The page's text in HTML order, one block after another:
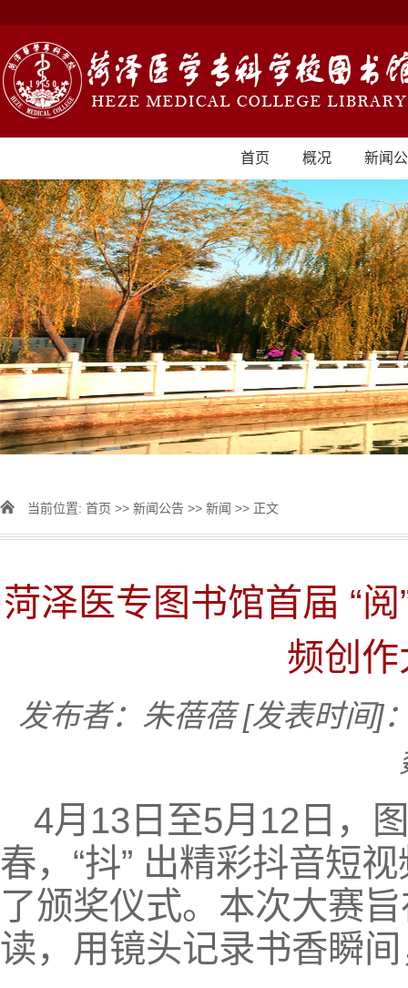
首页 概况 新闻
当前位置: 首页 >> 新闻公告 >> 新闻 >> 正文
菏泽医专图书馆首届 “
频创
发布者：朱蓓蓓 [发表时间]
4月13日至5月12日，
春，“抖” 出精彩抖音短
了颁奖仪式。本次大赛
读，用镜头记录书香瞬